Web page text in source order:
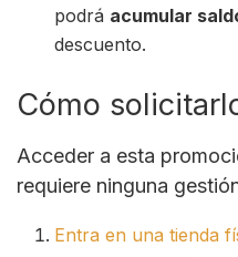
podrá acumular
descuento.
Cómo
Acceder a esta
requiere ninguna
Entra en una tienda